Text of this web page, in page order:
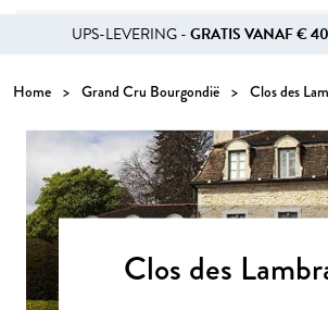
UPS-LEVERING -GRATIS VANAF €
Home Grand Cru Bourgondië Clos des
Clos des